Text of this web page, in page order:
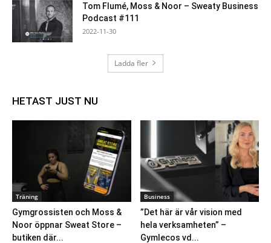
Tom Flumé, Moss & Noor – Sweaty Business
Podcast #111
2022-11-30
Ladda fler
HETAST JUST NU
Träning
Gymgrossisten och Moss &
Noor öppnar Sweat Store –
butiken där...
Business
”Det här är vår vision med
hela verksamheten” –
Gymlecos vd...